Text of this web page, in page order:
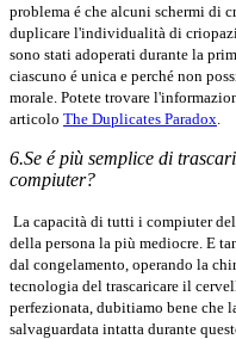
problema é che alcuni schermi di
duplicare l'individualità di
sono stati adoperati durante la
ciascuno é unica e perché non
morale. Potete trovare
articolo The Duplicates Paradox
6.Se é più semplice di
compiuter?
La capacità di tutti i compiuter
della persona la più mediocre. E
dal congelamento, operando la
tecnologia del trascaricare il
perfezionata, dubitiamo bene che
salvaguardata intatta durante